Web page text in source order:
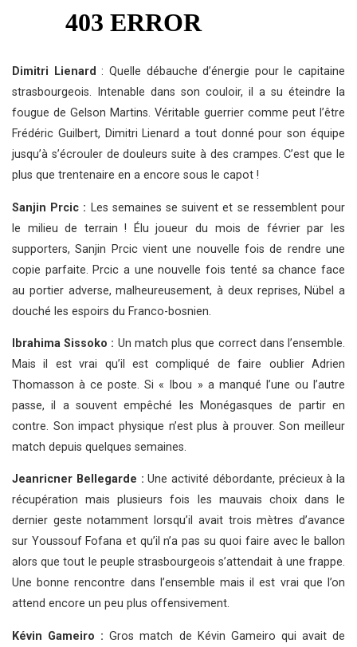
Dimitri Lienard: Quelle débauche d’énergie pour le capitaine
strasbourgeois. Intenable dans son couloir, il a su éteindre la
fougue de Gelson Martins. Véritable guerrier comme peut l’être
Frédéric Guilbert, Dimitri Lienard a tout donné pour son équipe
jusqu’à s’écrouler de douleurs suite à des crampes. C’est que le
plus que trentenaire en a encore sous le capot !
Sanjin Prcic : Les semaines se suivent et se ressemblent pour
le milieu de terrain ! Élu joueur du mois de février par les
supporters, Sanjin Prcic vient une nouvelle fois de rendre une
copie parfaite. Prcic a une nouvelle fois tenté sa chance face
au portier adverse, malheureusement, à deux reprises, Nübel a
douché les espoirs du Franco-bosnien.
Ibrahima Sissoko : Un match plus que correct dans l’ensemble.
Mais il est vrai qu’il est compliqué de faire oublier Adrien
Thomasson à ce poste. Si « Ibou » a manqué l’une ou l’autre
passe, il a souvent empêché les Monégasques de partir en
contre. Son impact physique n’est plus à prouver. Son meilleur
match depuis quelques semaines.
Jeanricner Bellegarde : Une activité débordante, précieux à la
récupération mais plusieurs fois les mauvais choix dans le
dernier geste notamment lorsqu’il avait trois mètres d’avance
sur Youssouf Fofana et qu’il n’a pas su quoi faire avec le ballon
alors que tout le peuple strasbourgeois s’attendait à une frappe.
Une bonne rencontre dans l’ensemble mais il est vrai que l’on
attend encore un peu plus offensivement.
Kévin Gameiro : Gros match de Kévin Gameiro qui avait de